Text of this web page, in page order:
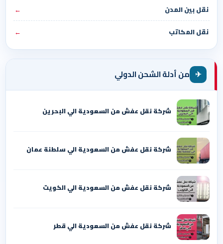
نقل بين المدن
←
نقل المكاتب
←
✈ من أدلة الشحن الدولي
شركة نقل عفش من السعودية الي البحرين
شركة نقل عفش من السعودية الي سلطنة عمان
شركة نقل عفش من السعودية الي الكويت
شركة نقل عفش من السعودية الي قطر